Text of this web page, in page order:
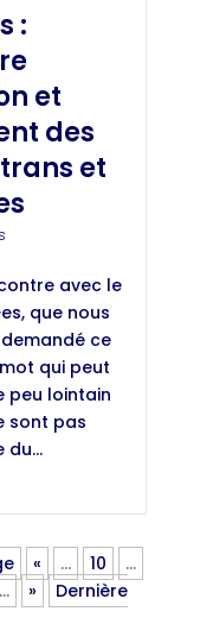
:
et
des
et
avec le
que nous
ce
qui peut
peu lointain
sont pas
du...
« … 10
…
… »
Dernière